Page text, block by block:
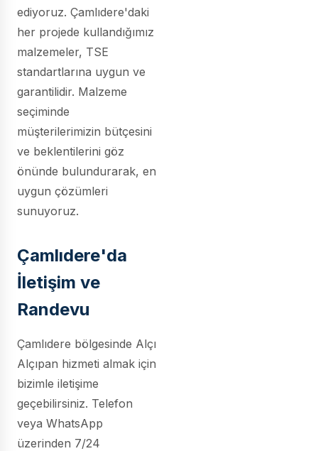
ediyoruz. Çamlıdere'daki
her projede kullandığımız
malzemeler, TSE
standartlarına uygun ve
garantilidir. Malzeme
seçiminde
müşterilerimizin bütçesini
ve beklentilerini göz
önünde bulundurarak, en
uygun çözümleri
sunuyoruz.
Çamlıdere'da
İletişim ve
Randevu
Çamlıdere bölgesinde Alçı
Alçıpan hizmeti almak için
bizimle iletişime
geçebilirsiniz. Telefon
veya WhatsApp
üzerinden 7/24